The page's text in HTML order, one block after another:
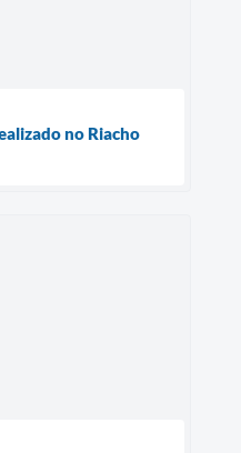
no Riacho